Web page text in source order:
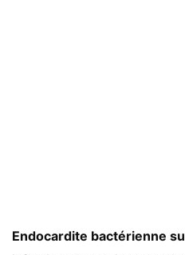
Endocardite bactérienne